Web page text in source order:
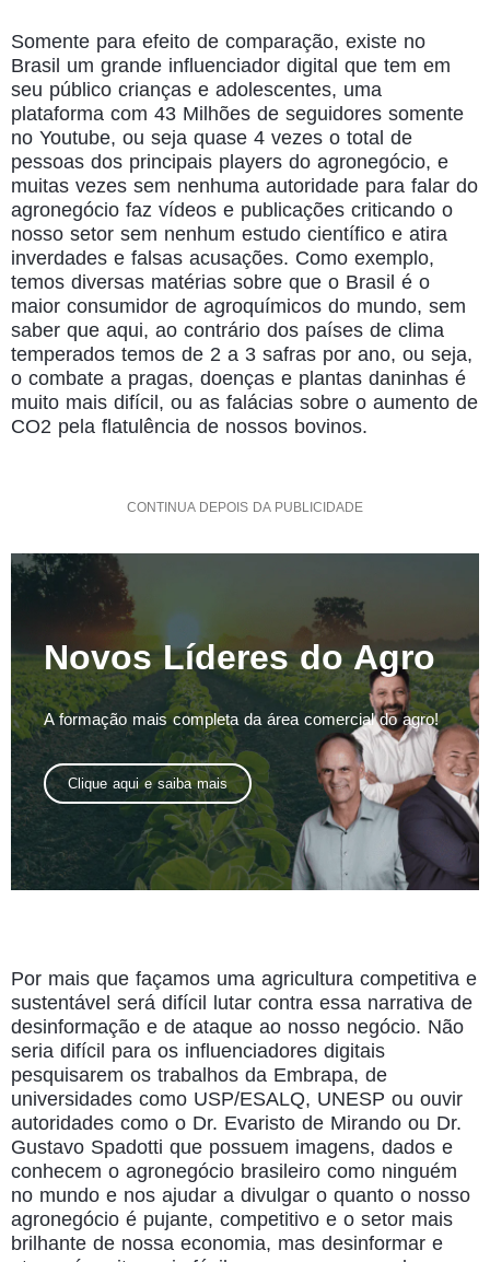
Somente para efeito de comparação, existe no
Brasil um grande influenciador digital que tem em
seu público crianças e adolescentes, uma
plataforma com 43 Milhões de seguidores somente
no Youtube, ou seja quase 4 vezes o total de
pessoas dos principais players do agronegócio, e
muitas vezes sem nenhuma autoridade para falar do
agronegócio faz vídeos e publicações criticando o
nosso setor sem nenhum estudo científico e atira
inverdades e falsas acusações. Como exemplo,
temos diversas matérias sobre que o Brasil é o
maior consumidor de agroquímicos do mundo, sem
saber que aqui, ao contrário dos países de clima
temperados temos de 2 a 3 safras por ano, ou seja,
o combate a pragas, doenças e plantas daninhas é
muito mais difícil, ou as falácias sobre o aumento de
CO2 pela flatulência de nossos bovinos.
CONTINUA DEPOIS DA PUBLICIDADE
Novos Líderes do Agro
A formação mais completa da área comercial do agro!
Clique aqui e saiba mais
Por mais que façamos uma agricultura competitiva e
sustentável será difícil lutar contra essa narrativa de
desinformação e de ataque ao nosso negócio. Não
seria difícil para os influenciadores digitais
pesquisarem os trabalhos da Embrapa, de
universidades como USP/ESALQ, UNESP ou ouvir
autoridades como o Dr. Evaristo de Mirando ou Dr.
Gustavo Spadotti que possuem imagens, dados e
conhecem o agronegócio brasileiro como ninguém
no mundo e nos ajudar a divulgar o quanto o nosso
agronegócio é pujante, competitivo e o setor mais
brilhante de nossa economia, mas desinformar e